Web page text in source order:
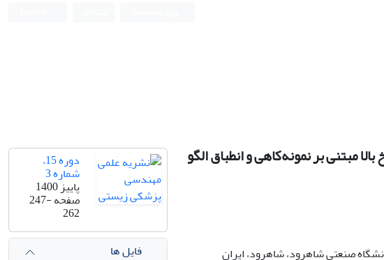
مبتنی بر نمونه‌کاهی و انطباق الگو
صنعتی شاهرود، شاهرود، ایران
دوره 15،
شماره 3
پاییز 1400
صفحه247-
262
فایل ها